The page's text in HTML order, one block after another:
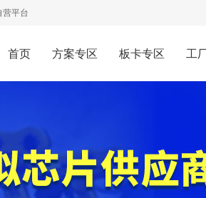
营平台
首页 方案专区 板卡专区 工